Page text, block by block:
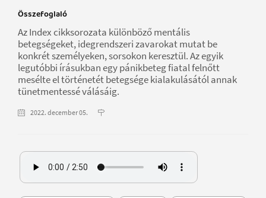
Összefoglaló
Az Index cikksorozata különböző mentális
betegségeket, idegrendszeri zavarokat mutat be
konkrét személyeken, sorsokon keresztül. Az egyik
legutóbbi írásukban egy pánikbeteg fiatal felnőtt
mesélte el történetét betegsége kialakulásától annak
tünetmentessé válásáig.
2022. december 05.